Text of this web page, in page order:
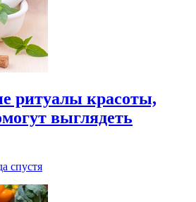
ритуалы красоты,
выглядеть
спустя